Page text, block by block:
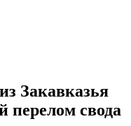
Закавказья
перелом свода